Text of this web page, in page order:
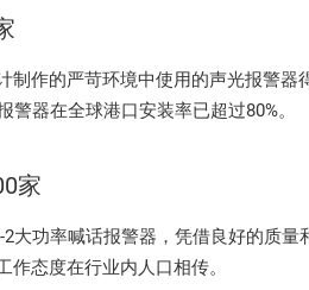
制作的严苛环境中使用的声光报警器
器在全球港口安装率已超过80%。
家
大功率喊话报警器，凭借良好的质
态度在行业内人口相传。